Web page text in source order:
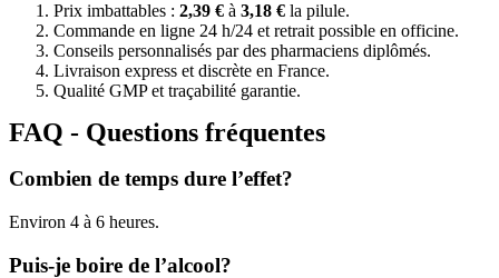
Prix imbattables : 2,39 € à 3,18 € la pilule.
Commande en ligne 24 h/24 et retrait possible en officine.
Conseils personnalisés par des pharmaciens diplômés.
Livraison express et discrète en France.
Qualité GMP et traçabilité garantie.
FAQ - Questions fréquentes
Combien de temps dure l’effet?
Environ 4 à 6 heures.
Puis-je boire de l’alcool?